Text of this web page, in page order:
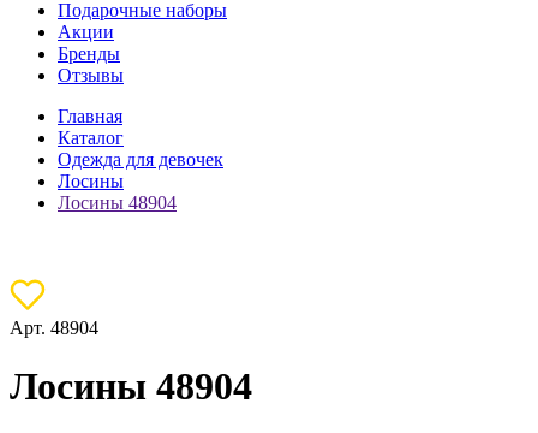
Подарочные наборы
Акции
Бренды
Отзывы
Главная
Каталог
Одежда для девочек
Лосины
Лосины 48904
Арт. 48904
Лосины 48904